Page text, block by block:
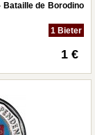
Bataille de Borodino
1 Bieter
1 €